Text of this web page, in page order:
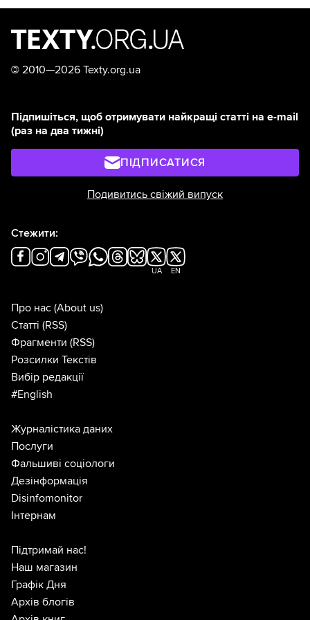
© 2010—2026 Texty.org.ua
Підпишіться, щоб отримувати найкращі статті на e-mail
(раз на два тижні)
ПІДПИСАТИСЯ
Подивитись свіжий випуск
Стежити:
UA EN
Про нас (About us)
Статті (RSS)
Фрагменти (RSS)
Розсилки Текстів
Вибір редакції
#English
Журналістика даних
Послуги
Фальшиві соціологи
Дезінформація
Disinfomonitor
Інтернам
Підтримай нас!
Наш магазин
Графік Дня
Архів блогів